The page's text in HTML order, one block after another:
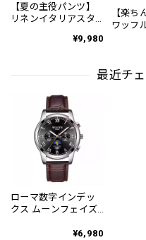
【夏の主役パンツ】
リネンイタリアスタ
3Color PA0121¥9,980
【楽ち
ワッフ
最近チ
ローマ数字インデッ
クス ムーンフェイズ
ス クロノグラフ レザ
¥6,980